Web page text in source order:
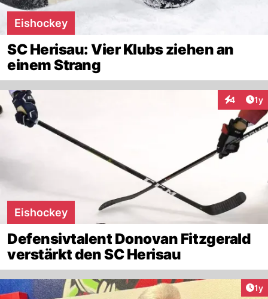
Eishockey
SC Herisau: Vier Klubs ziehen an
einem Strang
4 1y
Eishockey
Defensivtalent Donovan Fitzgerald
verstärkt den SC Herisau
1y